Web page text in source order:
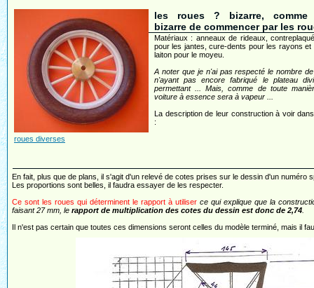
les roues ? bizarre, comme
bizarre de commencer par les
Matériaux : anneaux de rideaux,
pour les jantes, cure-dents pour les rayons et
laiton pour le moyeu.
A noter que je n'ai pas respecté le nombre
n'ayant pas encore fabriqué le plateau
permettant ... Mais, comme de toute
voiture à essence sera à vapeur ...
La description de leur construction à voir
:
roues diverses
En fait, plus que de plans, il s'agit d'un relevé de cotes prises sur le dessin d'un numéro
Les proportions sont belles, il faudra essayer de les respecter.
Ce sont les roues qui déterminent le rapport à utiliser ce qui explique que la
faisant 27 mm, le rapport de multiplication des cotes du dessin est donc de 2,74
Il n'est pas certain que toutes ces dimensions seront celles du modèle terminé, mais il